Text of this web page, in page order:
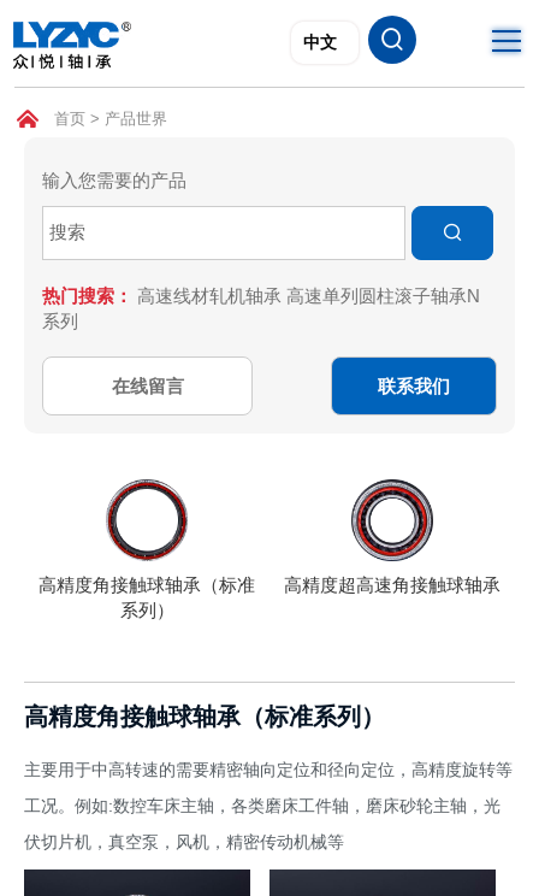
首页
产品世界
关于众悦
联系我们
首页> 产品世界
输入您需要的产品
热门搜索： 高速线材轧机轴承 高速单列圆柱滚子轴承N
系列
在线留言 联系我们
高精度角接触球轴承（标准
系列）
高精度超高速角接触球轴承
高精度角接触球轴承（标准系列）
主要用于中高转速的需要精密轴向定位和径向定位，高精度旋转等
工况。例如:数控车床主轴，各类磨床工件轴，磨床砂轮主轴，光
伏切片机，真空泵，风机，精密传动机械等